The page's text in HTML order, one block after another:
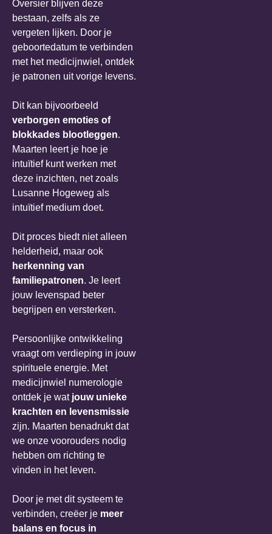
Oversier blijven deze
bestaan, zelfs als ze
vergeten lijken. Door je
geboortedatum te verbinden
met het medicijnwiel, ontdek
je patronen uit vorige levens.
Dit kan bijvoorbeeld
verborgen emoties of
blokkades blootleggen.
Maarten leert je hoe je
intuïtief kunt werken met
deze inzichten, net zoals
Lusanne Hogeweg als
intuïtief medium doet.
Dit proces biedt niet alleen
helderheid, maar ook
herkenning van
familiepatronen. Je leert
jouw levenspad beter
begrijpen en versterken.
Persoonlijke ontwikkeling
vraagt om verdieping in jouw
spirituele energie. Met
medicijnwiel numerologie
ontdek je wat jouw unieke
krachten en levensmissie
zijn. Maarten benadrukt dat
we onze voorouders nodig
hebben om richting te
vinden in het leven.
Door je met dit systeem te
verbinden, creëer je meer
balans en focus in